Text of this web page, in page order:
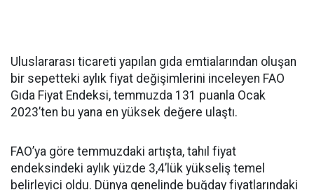
Uluslararası ticareti yapılan gıda emtialarından oluşan
bir sepetteki aylık fiyat değişimlerini inceleyen FAO
Gıda Fiyat Endeksi, temmuzda 131 puanla Ocak
2023’ten bu yana en yüksek değere ulaştı.
FAO’ya göre temmuzdaki artışta, tahıl fiyat
endeksindeki aylık yüzde 3,4’lük yükseliş temel
belirleyici oldu. Dünya genelinde buğday fiyatlarındaki